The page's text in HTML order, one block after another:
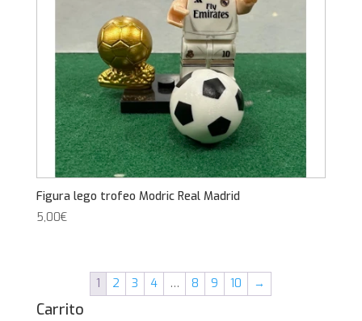
Figura lego trofeo Modric Real Madrid
5,00€
1 2 3 4 … 8 9 10 →
Carrito